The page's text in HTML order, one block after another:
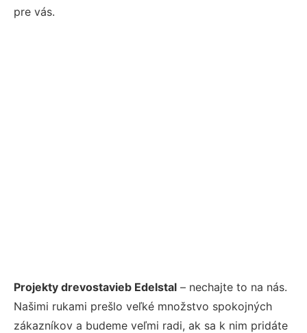
pre vás.
Projekty drevostavieb Edelstal – nechajte to na nás.
Našimi rukami prešlo veľké množstvo spokojných
zákazníkov a budeme veľmi radi, ak sa k nim pridáte